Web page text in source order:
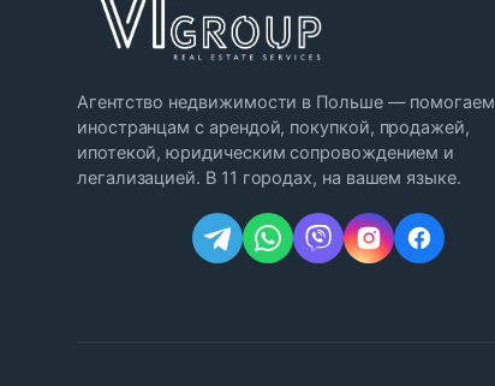
Агентство недвижимости в Польше — помогаем
иностранцам с арендой, покупкой, продажей,
ипотекой, юридическим сопровождением и
легализацией. В 11 городах, на вашем языке.